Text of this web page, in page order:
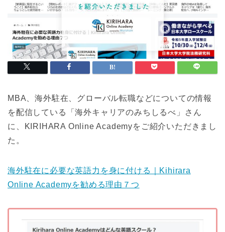
MBA、海外駐在、グローバル転職などについての情報
を配信している「海外キャリアのみちしるべ」さん
に、KIRIHARA Online Academyをご紹介いただきまし
た。
海外駐在に必要な英語力を身に付ける｜Kihirara
Online Academyを勧める理由７つ